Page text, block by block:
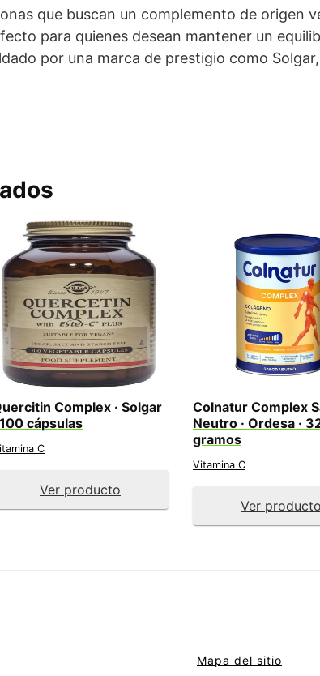
que buscan un complemento de origen
para quienes desean mantener un
por una marca de prestigio como
Complex · Solgar
100 cápsulas
C
Ver producto
Colnatur Complex
Neutro · Ordesa ·
gramos
Vitamina C
Ver producto
Mapa del sitio